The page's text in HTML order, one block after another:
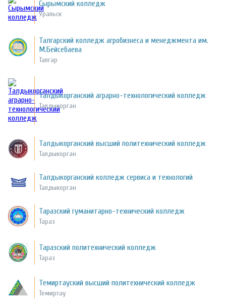
Сырымский колледж
Уральск
Талгарский колледж агробизнеса и менеджмента им.
М.Бейсебаева
Талгар
Талдыкорганский аграрно-технологический колледж
Талдыкорган
Талдыкорганский высший политехнический колледж
Талдыкорган
Талдыкорганский колледж сервиса и технологий
Талдыкорган
Таразский гуманитарно-технический колледж
Тараз
Таразский политехнический колледж
Тараз
Темиртауский высший политехнический колледж
Темиртау